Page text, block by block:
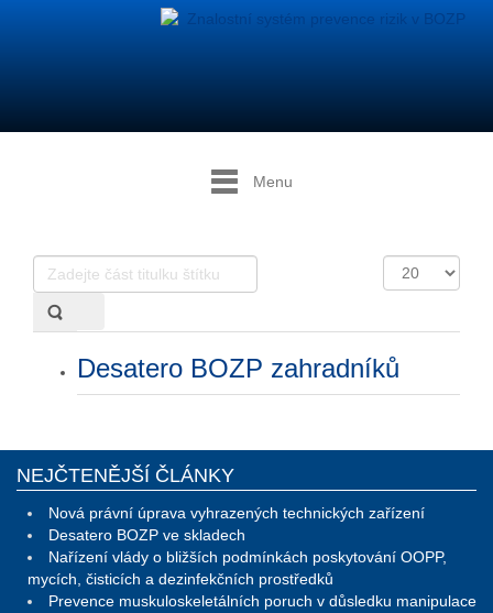
Menu
Zadejte
část
titulku
štítku
Počet
zobrazení
Desatero BOZP zahradníků
NEJČTENĚJŠÍ ČLÁNKY
Nová právní úprava vyhrazených technických zařízení
Desatero BOZP ve skladech
Nařízení vlády o bližších podmínkách poskytování OOPP,
mycích, čisticích a dezinfekčních prostředků
Prevence muskuloskeletálních poruch v důsledku manipulace